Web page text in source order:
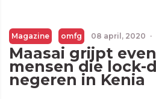
Magazine omfg 08 april, 2020 ·
Maasai grijpt
mensen die lock-
negeren in Kenia